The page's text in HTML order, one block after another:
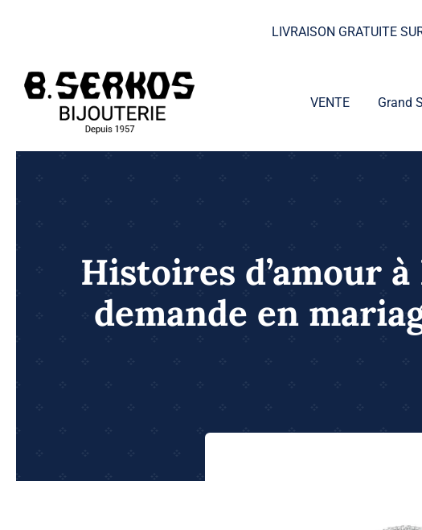
LIVRAISON GRATUITE
VENTE Grand
Histoires d’amour
demande en